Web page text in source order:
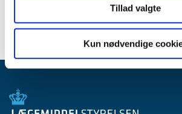
Tillad valgte
Kun nødvendige